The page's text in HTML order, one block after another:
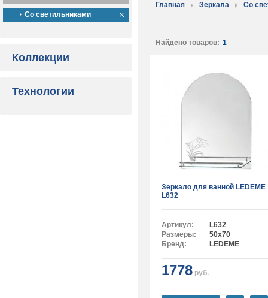
Со светильниками
Коллекции
Технологии
Главная Зеркала Со
Найдено товаров: 1
Зеркало для ванной LEDEME
L632
Артикул:
L632
Размеры:
50x70
Бренд:
LEDEME
1778 руб.